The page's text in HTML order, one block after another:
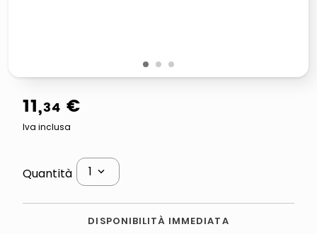
1 2 3
11,34 €
Iva inclusa
Quantità 1
DISPONIBILITÀ IMMEDIATA